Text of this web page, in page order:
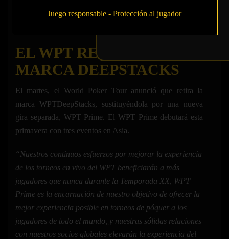
Juego responsable - Protección al jugador
EL WPT RETIRA SU
MARCA DEEPSTACKS
El martes, el World Poker Tour anunció que retira la
marca WPTDeepStacks, sustituyéndola por una nueva
gira separada, WPT Prime. El WPT Prime debutará esta
primavera con tres eventos en Asia.
“Nuestros continuos esfuerzos por mejorar la experiencia
de los torneos en vivo del WPT beneficiarán a más
jugadores que nunca durante la Temporada XX,
WPT
Prime es la encarnación de nuestro objetivo de ofrecer la
mejor experiencia posible en torneos de póquer a los
jugadores de todo el mundo, y nuestras sólidas relaciones
con nuestros socios globales elevarán la experiencia del